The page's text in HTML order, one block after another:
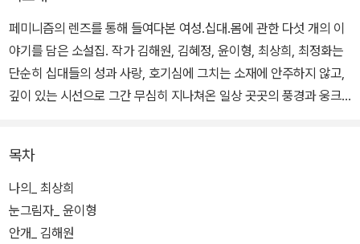
페미니즘의 렌즈를 통해 들여다본 여성.십대.몸에 관한 다섯 개의 이
야기를 담은 소설집. 작가 김해원, 김혜정, 윤이형, 최상희, 최정화는
단순히 십대들의 성과 사랑, 호기심에 그치는 소재에 안주하지 않고,
깊이 있는 시선으로 그간 무심히 지나쳐온 일상 곳곳의 풍경과 웅크
단순히 십대들의 성과 사랑, 호기심에 그치는 소재에 안주하지 않고,
뜨거운 공감과 깊이 있는 시선으로 그린 다섯 작품을 읽으면서 ‘비
밀’이라는 공통분모를 마주하는 건 자연스러운 일이다. 인류 역사상
가장 은밀하고 비밀스러운 영역이었고, 폭력적인 역사의 상처가 훑고
목차
나의_ 최상희
눈그림자_ 윤이형
안개_ 김해원